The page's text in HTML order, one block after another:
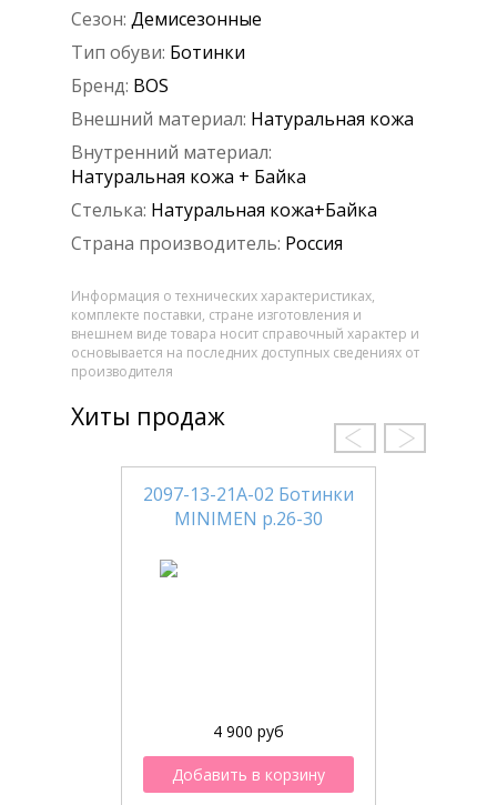
Сезон: Демисезонные
Тип обуви: Ботинки
Бренд: BOS
Внешний материал: Натуральная кожа
Внутренний материал:
Натуральная кожа + Байка
Стелька: Натуральная кожа+Байка
Страна производитель: Россия
Информация о технических характеристиках,
комплекте поставки, стране изготовления и
внешнем виде товара носит справочный характер и
основывается на последних доступных сведениях от
производителя
Хиты продаж
2097-13-21А-02 Ботинки
MINIMEN р.26-30
4 900 руб
Добавить в корзину